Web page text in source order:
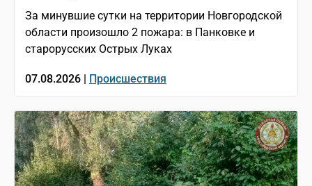
За минувшие сутки на территории Новгородской
области произошло 2 пожара: в Панковке и
старорусских Острых Луках
07.08.2026 | Происшествия